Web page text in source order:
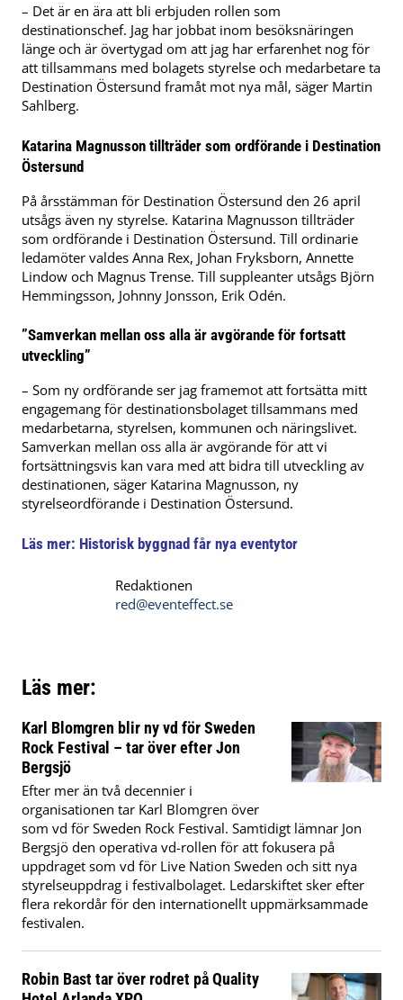
– Det är en ära att bli erbjuden rollen som
destinationschef. Jag har jobbat inom besöksnäringen
länge och är övertygad om att jag har erfarenhet nog för
att tillsammans med bolagets styrelse och medarbetare ta
Destination Östersund framåt mot nya mål, säger Martin
Sahlberg.
Katarina Magnusson tillträder som ordförande i Destination
Östersund
På årsstämman för Destination Östersund den 26 april
utsågs även ny styrelse. Katarina Magnusson tillträder
som ordförande i Destination Östersund. Till ordinarie
ledamöter valdes Anna Rex, Johan Fryksborn, Annette
Lindow och Magnus Trense. Till suppleanter utsågs Björn
Hemmingsson, Johnny Jonsson, Erik Odén.
”Samverkan mellan oss alla är avgörande för fortsatt
utveckling”
– Som ny ordförande ser jag framemot att fortsätta mitt
engagemang för destinationsbolaget tillsammans med
medarbetarna, styrelsen, kommunen och näringslivet.
Samverkan mellan oss alla är avgörande för att vi
fortsättningsvis kan vara med att bidra till utveckling av
destinationen, säger Katarina Magnusson, ny
styrelseordförande i Destination Östersund.
Läs mer: Historisk byggnad får nya eventytor
Redaktionen
red@eventeffect.se
Läs mer:
Karl Blomgren blir ny vd för Sweden
Rock Festival – tar över efter Jon
Bergsjö
Efter mer än två decennier i
organisationen tar Karl Blomgren över
som vd för Sweden Rock Festival. Samtidigt lämnar Jon
Bergsjö den operativa vd-rollen för att fokusera på
uppdraget som vd för Live Nation Sweden och sitt nya
styrelseuppdrag i festivalbolaget. Ledarskiftet sker efter
flera rekordår för den internationellt uppmärksammade
festivalen.
Robin Bast tar över rodret på Quality